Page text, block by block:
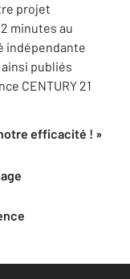
projet
minutes au
indépendante
publiés
CENTURY 21
efficacité ! »